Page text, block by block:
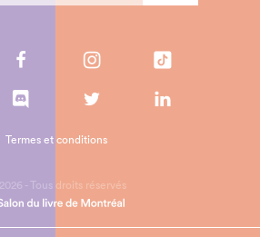
- Tous droits réservés
Termes et conditions